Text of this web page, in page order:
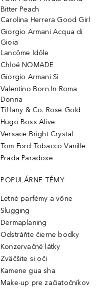
Bitter Peach
Carolina Herrera Good Girl
Giorgio Armani Acqua di
Gioia
Lancôme Idôle
Chloé NOMADE
Giorgio Armani Sì
Valentino Born In Roma
Donna
Tiffany & Co. Rose Gold
Hugo Boss Alive
Versace Bright Crystal
Tom Ford Tobacco Vanille
Prada Paradoxe
POPULÁRNE TÉMY
Letné parfémy a vône
Slugging
Dermaplaning
Odstráňte čierne bodky
Konzervačné látky
Zväčšite si oči
Kamene gua sha
Make-up pre začiatočníkov